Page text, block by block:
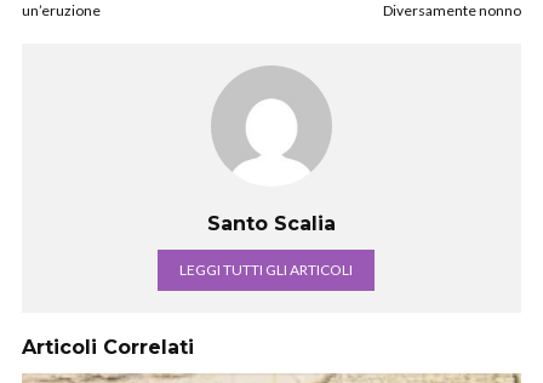
un’eruzione
Diversamente nonno
Santo Scalia
LEGGI TUTTI GLI ARTICOLI
Articoli Correlati